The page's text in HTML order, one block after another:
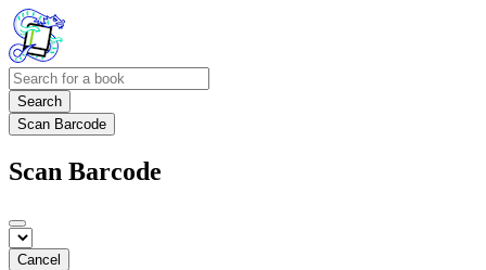
Search
Scan Barcode
Scan Barcode
Cancel